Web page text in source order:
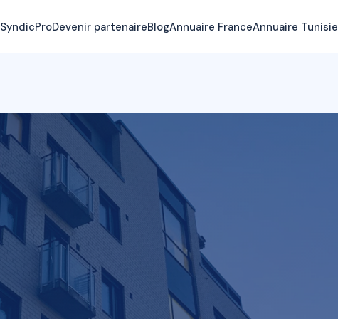
SyndicProDevenir partenaireBlogAnnuaire FranceAnnuaire Tunisie